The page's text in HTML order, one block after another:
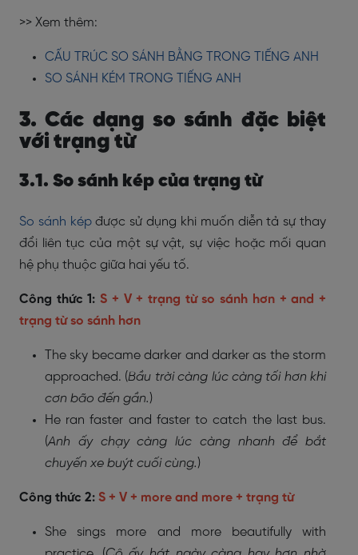
>> Xem thêm:
CẤU TRÚC SO SÁNH BẰNG TRONG TIẾNG ANH
SO SÁNH KÉM TRONG TIẾNG ANH
3. Các dạng so sánh đặc biệt
với trạng từ
3.1. So sánh kép của trạng từ
So sánh képđược sử dụng khi muốn diễn tả sự thay
đổi liên tục của một sự vật, sự việc hoặc mối quan
hệ phụ thuộc giữa hai yếu tố.
Công thức 1:S + V + trạng từ so sánh hơn + and +
trạng từ so sánh hơn
The sky became darker and darker as the storm
approached. (Bầu trời càng lúc càng tối hơn khi
cơn bão đến gần.)
He ran faster and faster to catch the last bus.
(Anh ấy chạy càng lúc càng nhanh để bắt
chuyến xe buýt cuối cùng.)
Công thức 2: S + V + more and more + trạng từ
She sings more and more beautifully with